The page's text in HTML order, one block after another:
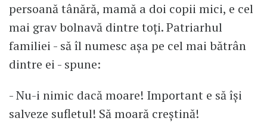
persoană tânără, mamă a doi copii mici, e cel
mai grav bolnavă dintre toți. Patriarhul
familiei - să îl numesc așa pe cel mai bătrân
dintre ei - spune:
- Nu-i nimic dacă moare! Important e să își
salveze sufletul! Să moară creștină!